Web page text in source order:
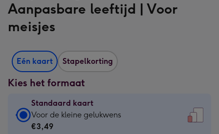
Aanpasbare leeftijd | Voor
meisjes
Eén kaart Stapelkorting
Kies het formaat
Standaard kaart
Standaard
kaart
Voor de kleine gelukwens
€3,49